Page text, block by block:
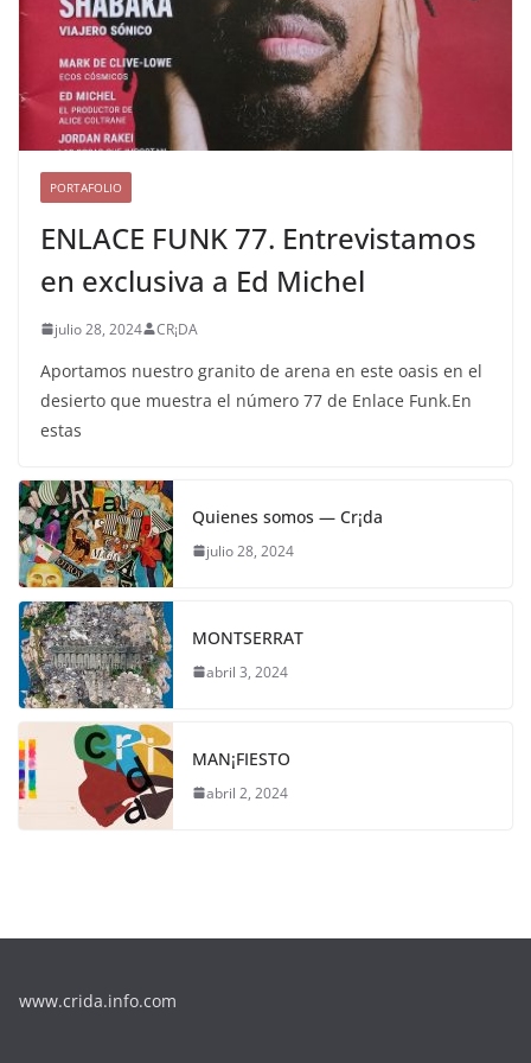
PORTAFOLIO
ENLACE FUNK 77. Entrevistamos
en exclusiva a Ed Michel
julio 28, 2024 CR¡DA
Aportamos nuestro granito de arena en este oasis en el
desierto que muestra el número 77 de Enlace Funk.En
estas
Quienes somos — Cr¡da
julio 28, 2024
MONTSERRAT
abril 3, 2024
MAN¡FIESTO
abril 2, 2024
www.crida.info.com